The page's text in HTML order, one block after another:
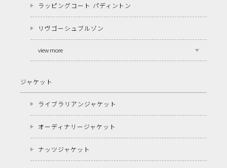
ラッピングコート パディントン
リヴゴーシュブルゾン
view more
ジャケット
ライブラリアンジャケット
オーディナリージャケット
ナッツジャケット